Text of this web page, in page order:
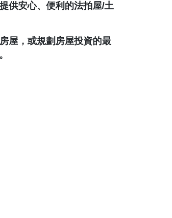
供安心、便利的法拍屋/土
屋，或規劃房屋投資的最